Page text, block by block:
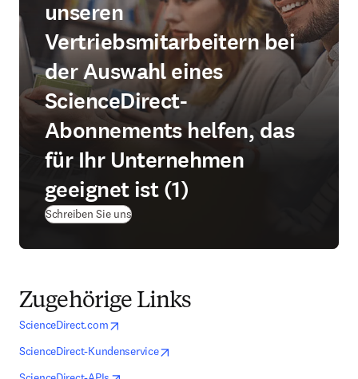
unseren
Vertriebsmitarbeitern bei
der Auswahl eines
ScienceDirect-
Abonnements helfen, das
für Ihr Unternehmen
geeignet ist (1)
Schreiben Sie uns
Zugehörige Links
ScienceDirect.comWird in neuem Tab/Fenster geöffnet
opens in new tab/window
ScienceDirect-KundenserviceWird in neuem Tab/Fenster geöffnet
opens in new tab/window